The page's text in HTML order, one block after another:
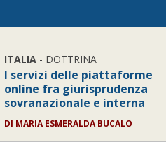
ITALIA- DOTTRINA
I servizi delle piattaforme
online fra giurisprudenza
sovranazionale e interna
DI MARIA ESMERALDA BUCALO